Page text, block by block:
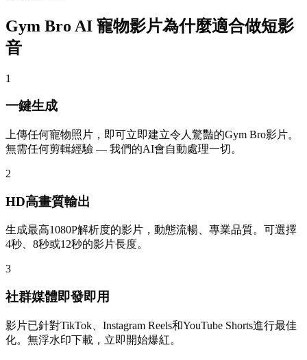
Gym Bro AI 寵物影片為什麼適合做短影
音
1
一鍵生成
上傳任何寵物照片，即可立即建立令人驚豔的Gym Bro影片。
無需任何剪輯經驗 — 我們的AI會自動處理一切。
2
HD高畫質輸出
生成最高1080P解析度的影片，動態流暢、專業品質。可選擇
4秒、8秒或12秒的影片長度。
3
社群媒體即發即用
影片已針對TikTok、Instagram Reels和YouTube Shorts進行最佳
化。無浮水印下載，立即開始爆紅。